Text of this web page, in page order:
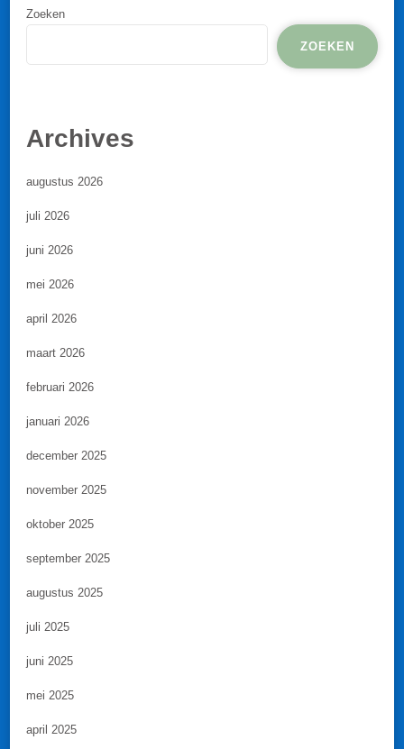
Zoeken
ZOEKEN
Archives
augustus 2026
juli 2026
juni 2026
mei 2026
april 2026
maart 2026
februari 2026
januari 2026
december 2025
november 2025
oktober 2025
september 2025
augustus 2025
juli 2025
juni 2025
mei 2025
april 2025